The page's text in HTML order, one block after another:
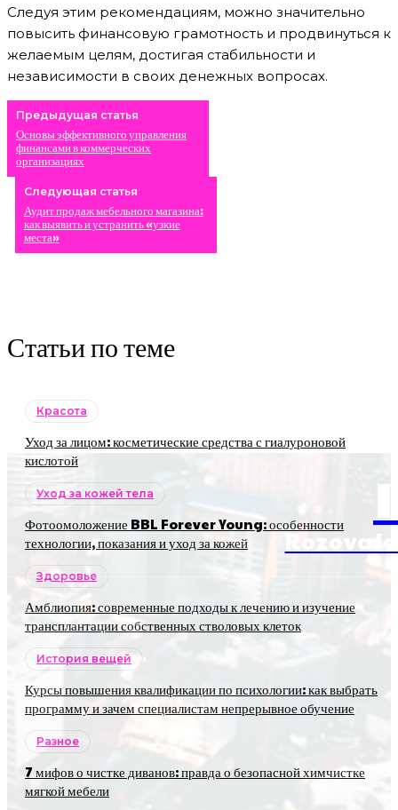
Следуя этим рекомендациям, можно значительно
повысить финансовую грамотность и продвинуться к
желаемым целям, достигая стабильности и
независимости в своих денежных вопросах.
Предыдущая статья
Основы эффективного управления
финансами в коммерческих
организациях
Следующая статья
Аудит продаж мебельного магазина:
как выявить и устранить «узкие
места»
Статьи по теме
Красота
Уход за лицом: косметические средства с гиалуроновой
кислотой
Уход за кожей тела
Фотоомоложение BBL Forever Young: особенности
технологии, показания и уход за кожей
Здоровье
Амблиопия: современные подходы к лечению и изучение
трансплантации собственных стволовых клеток
История вещей
Курсы повышения квалификации по психологии: как выбрать
программу и зачем специалистам непрерывное обучение
Разное
7 мифов о чистке диванов: правда о безопасной химчистке
мягкой мебели